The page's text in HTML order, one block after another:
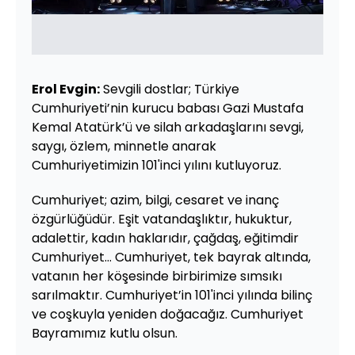
Erol Evgin:Sevgili dostlar; Türkiye
Cumhuriyeti’nin kurucu babası Gazi Mustafa
Kemal Atatürk’ü ve silah arkadaşlarını sevgi,
saygı, özlem, minnetle anarak
Cumhuriyetimizin 101'inci yılını kutluyoruz.
Cumhuriyet; azim, bilgi, cesaret ve inanç
özgürlüğüdür. Eşit vatandaşlıktır, hukuktur,
adalettir, kadın haklarıdır, çağdaş, eğitimdir
Cumhuriyet... Cumhuriyet, tek bayrak altında,
vatanın her köşesinde birbirimize sımsıkı
sarılmaktır. Cumhuriyet’in 101'inci yılında bilinç
ve coşkuyla yeniden doğacağız. Cumhuriyet
Bayramımız kutlu olsun.